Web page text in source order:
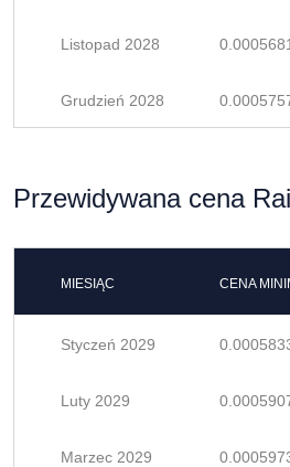
Listopad 2028
Grudzień 2028
Przewidywana cena
MIESIĄC CENA
Styczeń 2029
Luty 2029
Marzec 2029